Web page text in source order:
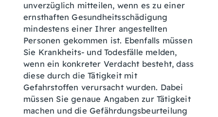
unverzüglich mitteilen, wenn es zu einer
ernsthaften Gesundheitsschädigung
mindestens einer Ihrer angestellten
Personen gekommen ist. Ebenfalls müssen
Sie Krankheits- und Todesfälle melden,
wenn ein konkreter Verdacht besteht, dass
diese durch die Tätigkeit mit
Gefahrstoffen verursacht wurden. Dabei
müssen Sie genaue Angaben zur Tätigkeit
machen und die Gefährdungsbeurteilung